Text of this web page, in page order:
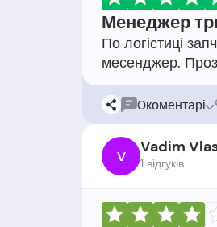
Менеджер
По логістиці
0коментарі
V Vadim
1 відгукiв